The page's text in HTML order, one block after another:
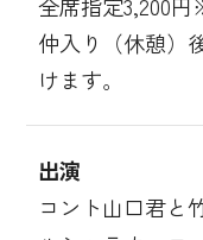
仲入り（休憩）
けます。
出演
コント山口君と